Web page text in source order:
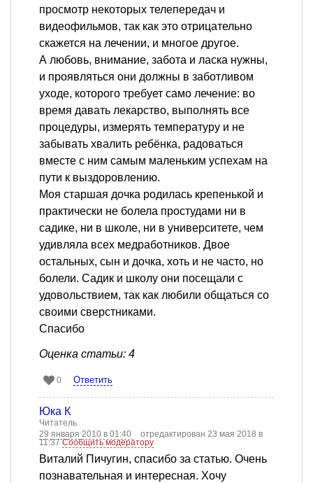
просмотр некоторых телепередач и
видеофильмов, так как это отрицательно
скажется на лечении, и многое другое.
А любовь, внимание, забота и ласка нужны,
и проявляться они должны в заботливом
уходе, которого требует само лечение: во
время давать лекарство, выполнять все
процедуры, измерять температуру и не
забывать хвалить ребёнка, радоваться
вместе с ним самым маленьким успехам на
пути к выздоровлению.
Моя старшая дочка родилась крепенькой и
практически не болела простудами ни в
садике, ни в школе, ни в университете, чем
удивляла всех медработников. Двое
остальных, сын и дочка, хоть и не часто, но
болели. Садик и школу они посещали с
удовольствием, так как любили общаться со
своими сверстниками.
Спасибо
Оценка статьи: 4
0 Ответить
Юка К
Читатель
29 января 2010 в 01:40
отредактирован 23 мая 2018 в
11:37Сообщить модератору
Виталий Пичугин, спасибо за статью. Очень
познавательная и интересная. Хочу